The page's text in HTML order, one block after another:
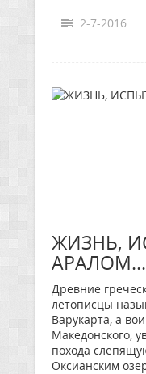
2-7-2016
ЖИЗНЬ,
АРАЛОМ...
Древние
летописцы
Варукарта, а
Македонского,
похода
Оксианским